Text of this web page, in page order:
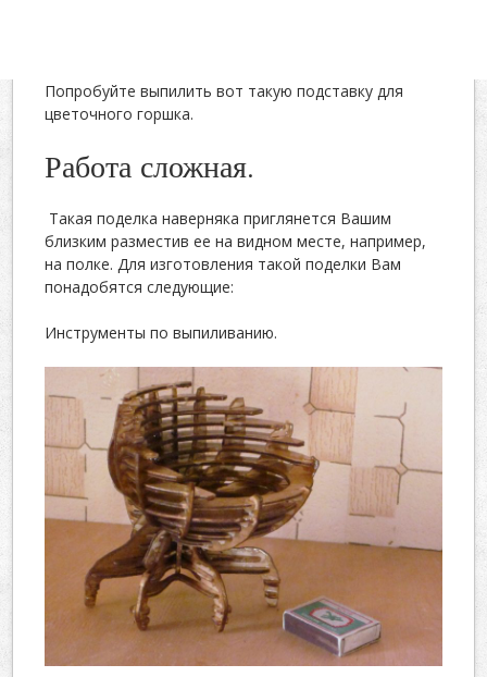
Попробуйте выпилить вот такую подставку для
цветочного горшка.
Работа сложная.
Такая поделка наверняка приглянется Вашим
близким разместив ее на видном месте, например,
на полке. Для изготовления такой поделки Вам
понадобятся следующие:
Инструменты по выпиливанию.